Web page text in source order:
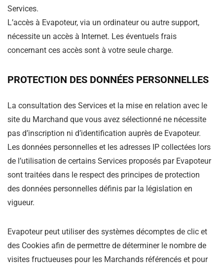
Services.
L’accès à Evapoteur, via un ordinateur ou autre support,
nécessite un accès à Internet. Les éventuels frais
concernant ces accès sont à votre seule charge.
PROTECTION DES DONNÉES PERSONNELLES
La consultation des Services et la mise en relation avec le
site du Marchand que vous avez sélectionné ne nécessite
pas d’inscription ni d’identification auprès de Evapoteur.
Les données personnelles et les adresses IP collectées lors
de l’utilisation de certains Services proposés par Evapoteur
sont traitées dans le respect des principes de protection
des données personnelles définis par la législation en
vigueur.
Evapoteur peut utiliser des systèmes décomptes de clic et
des Cookies afin de permettre de déterminer le nombre de
visites fructueuses pour les Marchands référencés et pour